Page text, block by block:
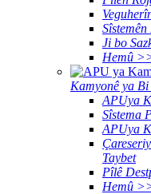
Ji bo
Hemû
Kamyonê ya
APUya
Sîstema
APUya
Taybet
Pîlê
Hemû